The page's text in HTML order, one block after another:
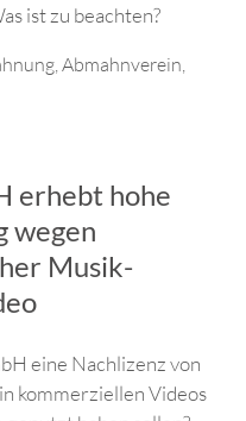
ist zu beachten?
,Abmahnverein,
erhebt hohe
wegen
Musik-
eine Nachlizenz von
kommerziellen Videos